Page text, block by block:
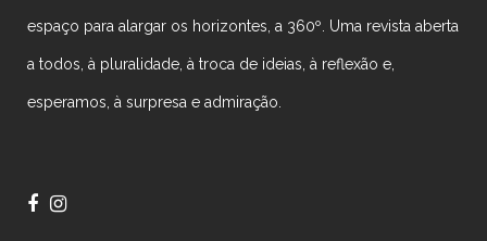
espaço para alargar os horizontes, a 360º. Uma revista aberta
a todos, à pluralidade, à troca de ideias, à reflexão e,
esperamos, à surpresa e admiração.